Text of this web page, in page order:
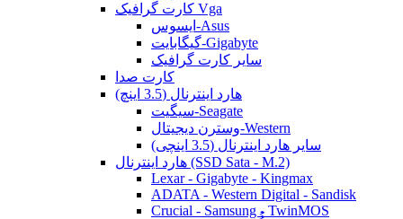
کارت گرافیک Vga
ایسوس-Asus
گیگابایت-Gigabyte
سایر کارت گرافیک
کارت صدا
هارد اینترنال (3.5 اینچ)
سیگیت-Seagate
وسترن دیجیتال-Western
سایر هارد اینترنال (3.5 اینچی)
هارد اینترنال (SSD Sata - M.2)
Lexar - Gigabyte - Kingmax
ADATA - Western Digital - Sandisk
Crucial - Samsung - TwinMOS